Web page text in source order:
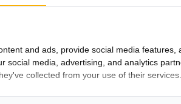
and ads, provide social media
social media, advertising, and analytics
collected from your use of their services.